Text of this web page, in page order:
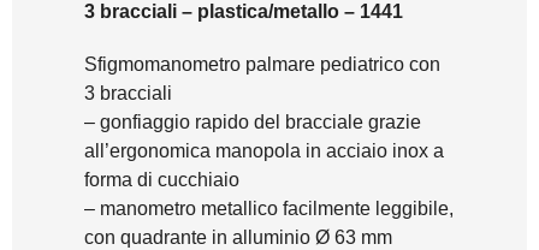
3 bracciali – plastica/metallo – 1441
Sfigmomanometro palmare pediatrico con
3 bracciali
– gonfiaggio rapido del bracciale grazie
all’ergonomica manopola in acciaio inox a
forma di cucchiaio
– manometro metallico facilmente leggibile,
con quadrante in alluminio Ø 63 mm